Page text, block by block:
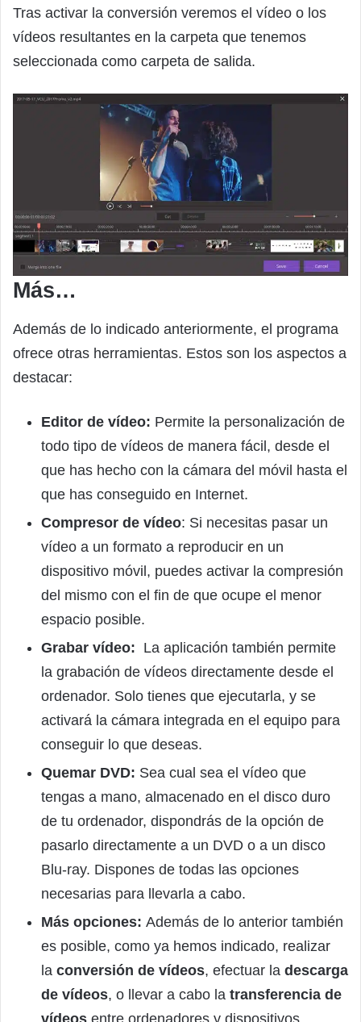
Tras activar la conversión veremos el vídeo o los
vídeos resultantes en la carpeta que tenemos
seleccionada como carpeta de salida.
Más…
Además de lo indicado anteriormente, el programa
ofrece otras herramientas. Estos son los aspectos a
destacar:
Editor de vídeo: Permite la personalización de
todo tipo de vídeos de manera fácil, desde el
que has hecho con la cámara del móvil hasta el
que has conseguido en Internet.
Compresor de vídeo: Si necesitas pasar un
vídeo a un formato a reproducir en un
dispositivo móvil, puedes activar la compresión
del mismo con el fin de que ocupe el menor
espacio posible.
Grabar vídeo: La aplicación también permite
la grabación de vídeos directamente desde el
ordenador. Solo tienes que ejecutarla, y se
activará la cámara integrada en el equipo para
conseguir lo que deseas.
Quemar DVD: Sea cual sea el vídeo que
tengas a mano, almacenado en el disco duro
de tu ordenador, dispondrás de la opción de
pasarlo directamente a un DVD o a un disco
Blu-ray. Dispones de todas las opciones
necesarias para llevarla a cabo.
Más opciones: Además de lo anterior también
es posible, como ya hemos indicado, realizar
la conversión de vídeos, efectuar la descarga
de vídeos, o llevar a cabo la transferencia de
vídeos entre ordenadores y dispositivos